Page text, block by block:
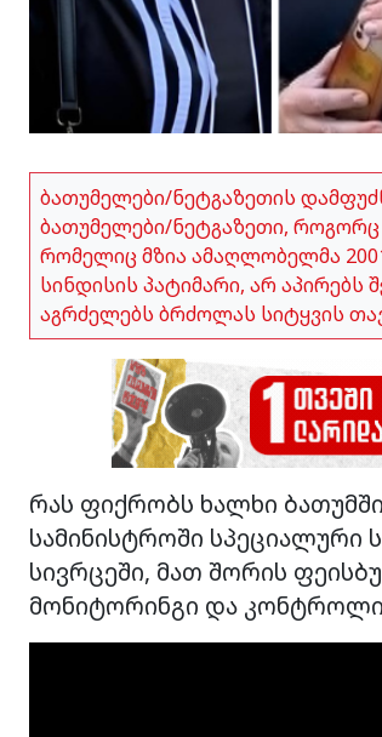
ბათუმელები/ნეტგაზეთის
ბათუმელები/ნეტგაზეთი,
რომელიც მზია ამაღლობელმა
სინდისის პატიმარი, არ აპირებს
აგრძელებს ბრძოლას სიტყვის
რას ფიქრობს ხალხი ბათუმში
სამინისტროში
სივრცეში, მათ შორის
მონიტორინგი და კონტროლი